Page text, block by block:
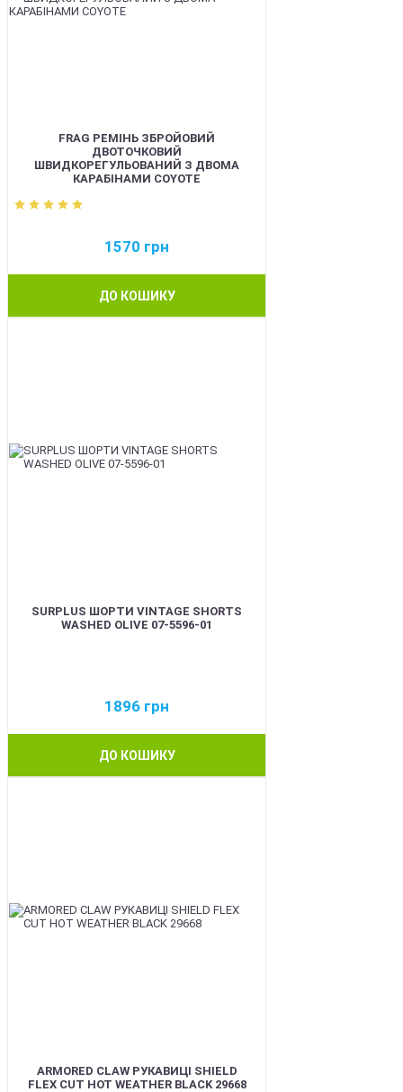
FRAG РЕМІНЬ ЗБРОЙОВИЙ
ДВОТОЧКОВИЙ
ШВИДКОРЕГУЛЬОВАНИЙ З ДВОМА
КАРАБІНАМИ COYOTE
1570 грн
ДО КОШИКУ
SURPLUS ШОРТИ VINTAGE SHORTS
WASHED OLIVE 07-5596-01
1896 грн
ДО КОШИКУ
ARMORED CLAW РУКАВИЦІ SHIELD
FLEX CUT HOT WEATHER BLACK 29668